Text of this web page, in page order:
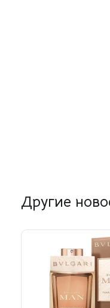
Другие